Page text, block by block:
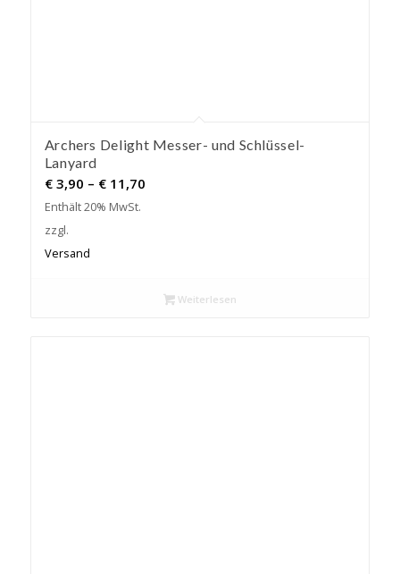
Archers Delight Messer- und Schlüssel-
Lanyard
€3,90 – €11,70Preisspanne:
Enthält 20% MwSt.
zzgl.
Versand
Weiterlesen